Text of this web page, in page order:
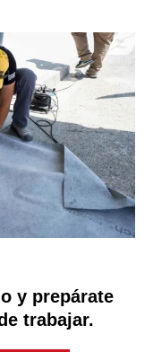
y prepárate
trabajar.